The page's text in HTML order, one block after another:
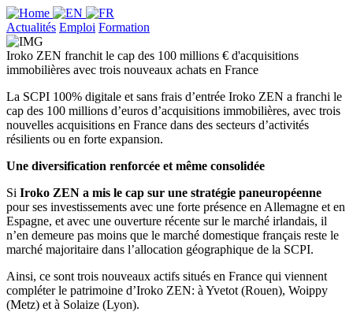
Actualités Emploi Formation
Iroko ZEN franchit le cap des 100 millions € d'acquisitions
immobilières avec trois nouveaux achats en France
La SCPI 100% digitale et sans frais d’entrée Iroko ZEN a franchi le
cap des 100 millions d’euros d’acquisitions immobilières, avec trois
nouvelles acquisitions en France dans des secteurs d’activités
résilients ou en forte expansion.
Une diversification renforcée et même consolidée
Si Iroko ZEN a mis le cap sur une stratégie paneuropéenne
pour ses investissements avec une forte présence en Allemagne et en
Espagne, et avec une ouverture récente sur le marché irlandais, il
n’en demeure pas moins que le marché domestique français reste le
marché majoritaire dans l’allocation géographique de la SCPI.
Ainsi, ce sont trois nouveaux actifs situés en France qui viennent
compléter le patrimoine d’Iroko ZEN: à Yvetot (Rouen), Woippy
(Metz) et à Solaize (Lyon).